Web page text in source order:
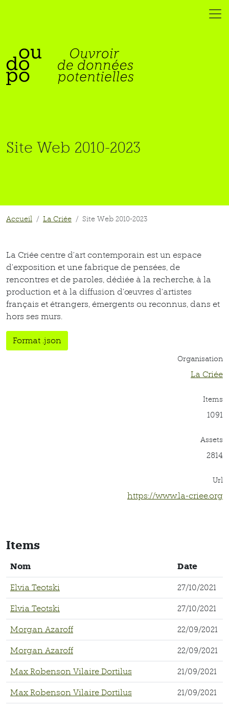
Site Web 2010-2023
Accueil La Criée Site Web 2010-2023
La Criée centre d’art contemporain est un espace
d’exposition et une fabrique de pensées, de
rencontres et de paroles, dédiée à la recherche, à la
production et à la diffusion d’œuvres d’artistes
français et étrangers, émergents ou reconnus, dans et
hors ses murs.
Format .json
Organisation
La Criée
Items
1091
Assets
2814
Url
https://www.la-criee.org
Items
Nom Date
Elvia Teotski 27/10/2021
Elvia Teotski 27/10/2021
Morgan Azaroff 22/09/2021
Morgan Azaroff 22/09/2021
Max Robenson Vilaire Dortilus 21/09/2021
Max Robenson Vilaire Dortilus 21/09/2021